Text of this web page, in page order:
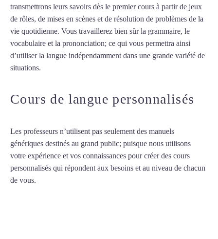
transmettrons leurs savoirs dès le premier cours à partir de jeux
de rôles, de mises en scènes et de résolution de problèmes de la
vie quotidienne. Vous travaillerez bien sûr la grammaire, le
vocabulaire et la prononciation; ce qui vous permettra ainsi
d’utiliser la langue indépendamment dans une grande variété de
situations.
Cours de langue personnalisés
Les professeurs n’utilisent pas seulement des manuels
génériques destinés au grand public; puisque nous utilisons
votre expérience et vos connaissances pour créer des cours
personnalisés qui répondent aux besoins et au niveau de chacun
de vous.